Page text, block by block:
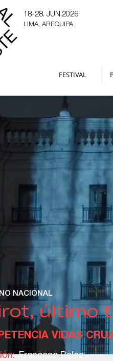
18-28. JUN.2026
LIMA, AREQUIPA
FESTIVAL
NACIONAL
último
VIDAS
Francesc Relea